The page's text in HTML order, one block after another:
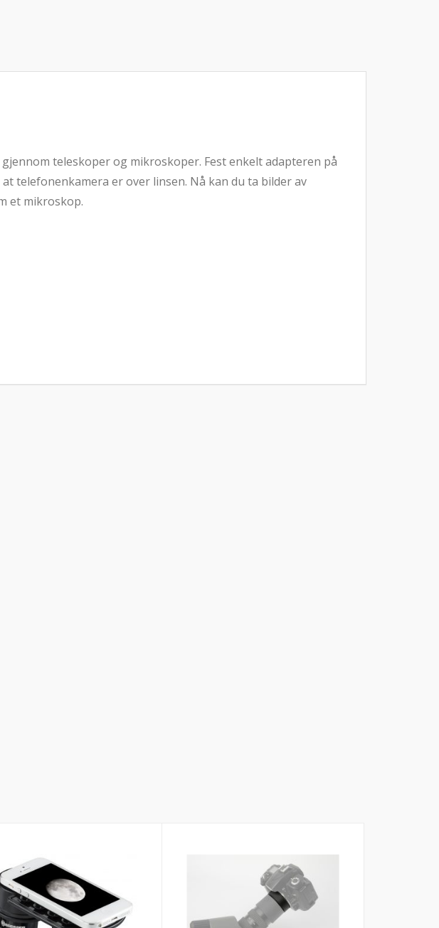
teleskoper og mikroskoper. Fest enkelt adapteren på
telefonenkamera er over linsen. Nå kan du ta bilder av
et mikroskop.